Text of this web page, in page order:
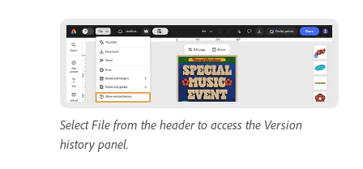
Select File from the header to access the Version
history panel.